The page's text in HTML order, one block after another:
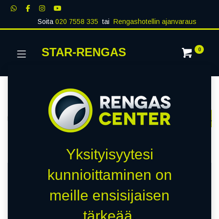
Soita020 7558 335 tai Rengashotellin ajanvaraus
STAR-RENGAS 0
Näytä kaikki
RENKAAT PAKETTIAUTO MUUT
24427 kohteita löydetty.
HETI SAATAVILLA HETI SAATAVILLA
C
Yksityisyytesi
kunnioittaminen on
meille ensisijaisen